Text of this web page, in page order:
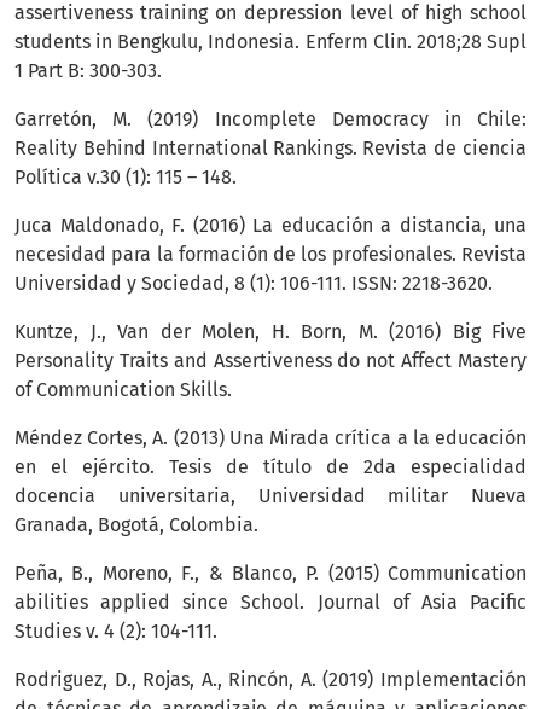
assertiveness training on depression level of high school
students in Bengkulu, Indonesia. Enferm Clin. 2018;28 Supl
1 Part B: 300-303.
Garretón, M. (2019) Incomplete Democracy in Chile:
Reality Behind International Rankings. Revista de ciencia
Política v.30 (1): 115 – 148.
Juca Maldonado, F. (2016) La educación a distancia, una
necesidad para la formación de los profesionales. Revista
Universidad y Sociedad, 8 (1): 106-111. ISSN: 2218-3620.
Kuntze, J., Van der Molen, H. Born, M. (2016) Big Five
Personality Traits and Assertiveness do not Affect Mastery
of Communication Skills.
Méndez Cortes, A. (2013) Una Mirada crítica a la educación
en el ejército. Tesis de título de 2da especialidad
docencia universitaria, Universidad militar Nueva
Granada, Bogotá, Colombia.
Peña, B., Moreno, F., & Blanco, P. (2015) Communication
abilities applied since School. Journal of Asia Pacific
Studies v. 4 (2): 104-111.
Rodriguez, D., Rojas, A., Rincón, A. (2019) Implementación